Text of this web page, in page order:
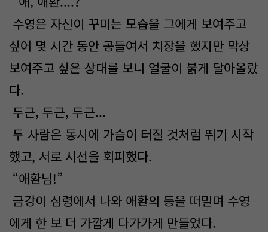
수영은 자신이 꾸미는 모습을 그에게 보여주고
싶어 몇 시간 동안 공들여서 치장을 했지만 막상
보여주고 싶은 상대를 보니 얼굴이 붉게 달아올랐
다.
두근, 두근, 두근...
두 사람은 동시에 가슴이 터질 것처럼 뛰기 시작
했고, 서로 시선을 회피했다.
“애환님!”
금강이 심령에서 나와 애환의 등을 떠밀며 수영
에게 한 보 더 가깝게 다가가게 만들었다.